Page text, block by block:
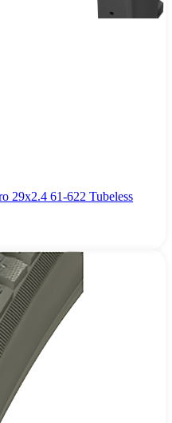
29x2.4 61-622 Tubeless